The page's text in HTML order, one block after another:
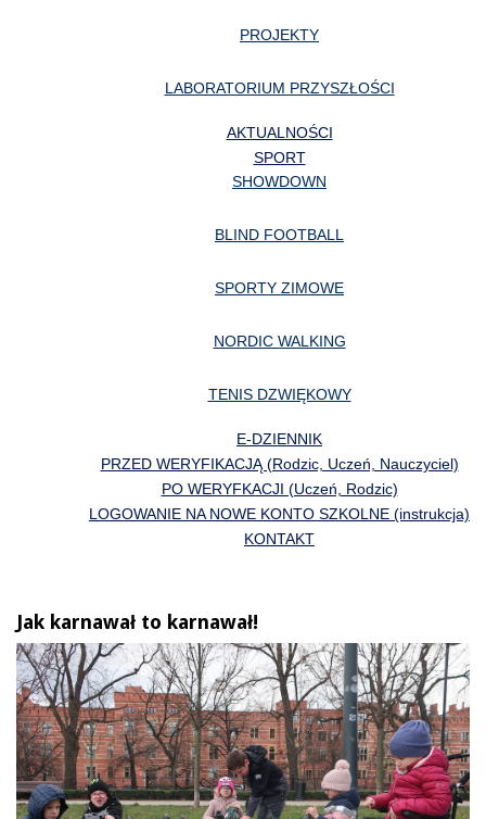
PROJEKTY
LABORATORIUM PRZYSZŁOŚCI
AKTUALNOŚCI
SPORT
SHOWDOWN
BLIND FOOTBALL
SPORTY ZIMOWE
NORDIC WALKING
TENIS DZWIĘKOWY
E-DZIENNIK
PRZED WERYFIKACJĄ (Rodzic, Uczeń, Nauczyciel)
PO WERYFKACJI (Uczeń, Rodzic)
LOGOWANIE NA NOWE KONTO SZKOLNE (instrukcja)
KONTAKT
Jak karnawał to karnawał!